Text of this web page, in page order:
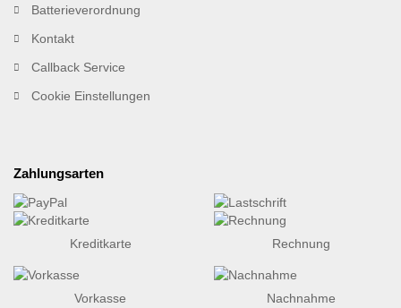
Batterieverordnung
Kontakt
Callback Service
Cookie Einstellungen
Zahlungsarten
Kreditkarte Rechnung
Vorkasse Nachnahme